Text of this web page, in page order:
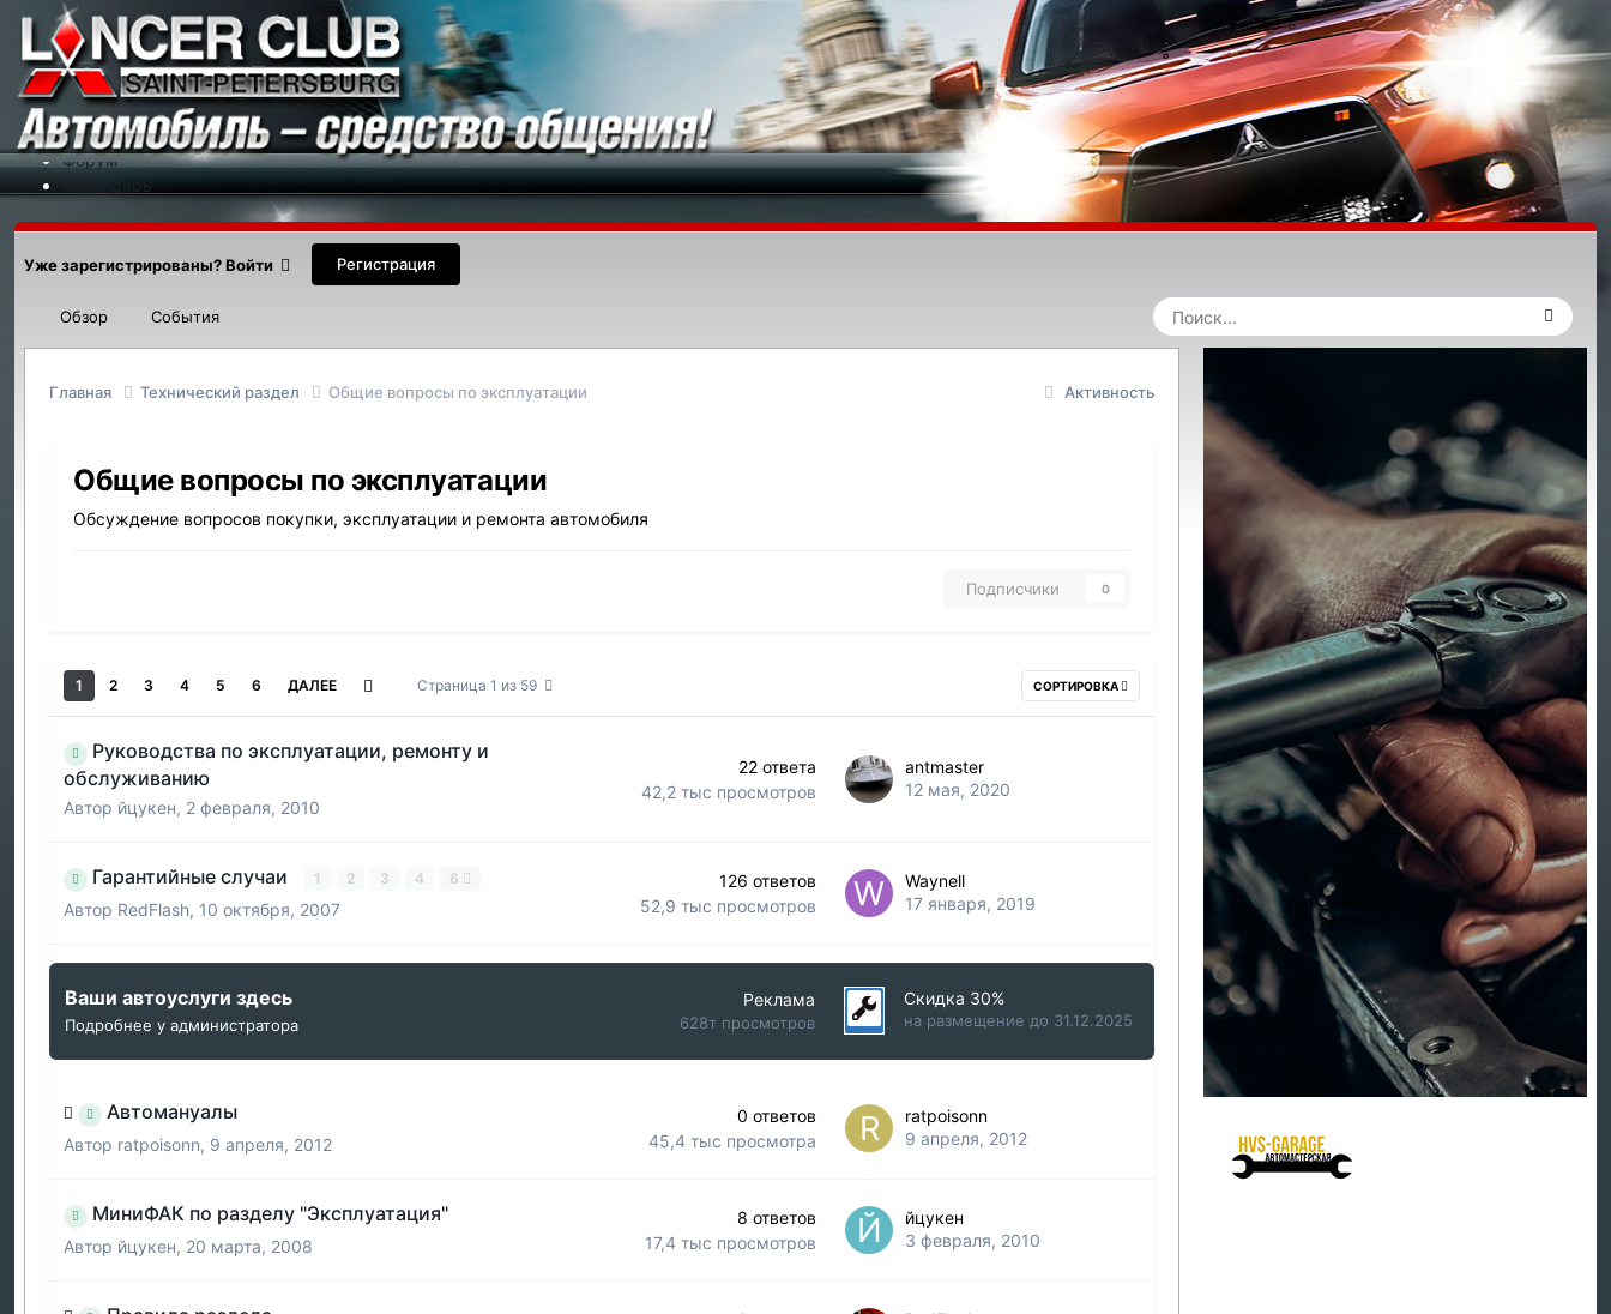
Меню
На сайт
Форум
Календарь
Новости
Контакты
Уже зарегистрированы? Войти Регистрация
Обзор События
Активность
Главная Технический раздел Общие вопросы по эксплуатации
Общие вопросы по эксплуатации
Обсуждение вопросов покупки, эксплуатации и ремонта автомобиля
Подписчики 0
СОРТИРОВКА
1 2 3 4 5 6 ДАЛЕЕ Страница 1 из 59
Руководства по эксплуатации, ремонту и
обслуживанию
Автор йцукен, 2 февраля, 2010
22 ответа
42,2 тыс просмотров
antmaster
12 мая, 2020
Гарантийные случаи 1 2 3 4 6
Автор RedFlash, 10 октября, 2007
126 ответов
52,9 тыс просмотров
Waynell
17 января, 2019
Ваши автоуслуги здесь
Подробнее у администратора
Реклама
628т просмотров
Скидка 30%
на размещение до 31.12.2025
Автомануалы
Автор ratpoisonn, 9 апреля, 2012
0 ответов
45,4 тыс просмотра
ratpoisonn
9 апреля, 2012
МиниФАК по разделу "Эксплуатация"
Автор йцукен, 20 марта, 2008
8 ответов
17,4 тыс просмотров
йцукен
3 февраля, 2010